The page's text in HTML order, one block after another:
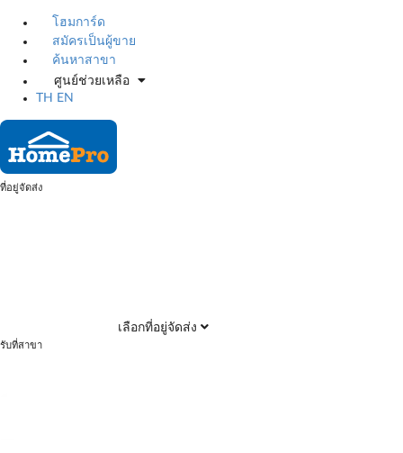
โฮมการ์ด
สมัครเป็นผู้ขาย
ค้นหาสาขา
ศูนย์ช่วยเหลือ
TH
EN
ที่อยู่จัดส่ง
เลือกที่อยู่จัดส่ง
รับที่สาขา